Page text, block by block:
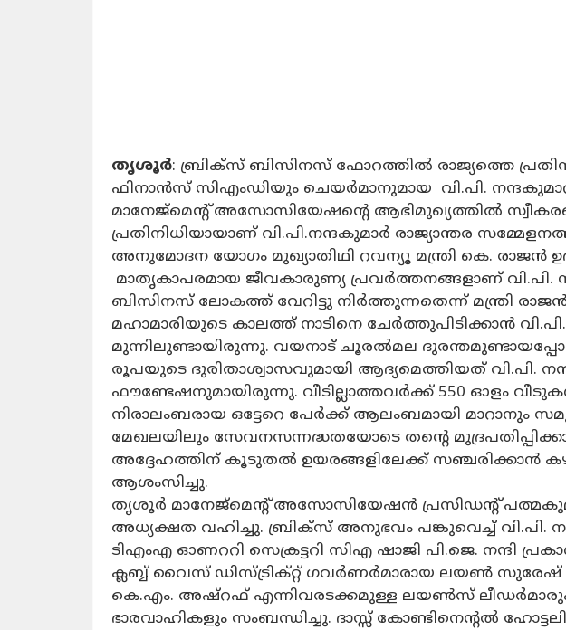
തൃശൂര്‍: ബ്രിക്‌സ് ബിസിനസ് ഫോറത്തില്‍ രാജ്യത്തെ
ഫിനാന്‍സ് സിഎംഡിയും ചെയര്‍മാനുമായ വി.പി.
മാനേജ്‌മെന്റ് അസോസിയേഷന്റെ ആഭിമുഖ്യത്തില്‍
പ്രതിനിധിയായാണ് വി.പി.നന്ദകുമാര്‍ രാജ്യാന്തര
അനുമോദന യോഗം മുഖ്യാതിഥി റവന്യൂ മന്ത്രി കെ. രാജന്‍
മാതൃകാപരമായ ജീവകാരുണ്യ പ്രവര്‍ത്തനങ്ങളാണ് വി.പി.
ബിസിനസ് ലോകത്ത് വേറിട്ടു നിര്‍ത്തുന്നതെന്ന് മന്ത്രി
മഹാമാരിയുടെ കാലത്ത് നാടിനെ ചേര്‍ത്തുപിടിക്കാന്‍
മുന്നിലുണ്ടായിരുന്നു. വയനാട് ചൂരല്‍മല
രൂപയുടെ ദുരിതാശ്വാസവുമായി ആദ്യമെത്തിയത് വി.പി.
ഫൗണ്ടേഷനുമായിരുന്നു. വീടില്ലാത്തവര്‍ക്ക് 550 ഓളം
നിരാലംബരായ ഒട്ടേറെ പേര്‍ക്ക് ആലംബമായി മാറാനും
മേഖലയിലും സേവനസന്നദ്ധതയോടെ തന്റെ
അദ്ദേഹത്തിന് കൂടുതല്‍ ഉയരങ്ങളിലേക്ക് സഞ്ചരിക്കാന്‍
ആശംസിച്ചു.
തൃശൂര്‍ മാനേജ്‌മെന്റ് അസോസിയേഷന്‍ പ്രസിഡന്റ്
അധ്യക്ഷത വഹിച്ചു. ബ്രിക്‌സ് അനുഭവം പങ്കുവെച്ച് വി.പി.
ടിഎംഎ ഓണററി സെക്രട്ടറി സിഎ ഷാജി പി.ജെ. നന്ദി
ക്ലബ്ബ് വൈസ് ഡിസ്ട്രിക്റ്റ് ഗവര്‍ണര്‍മാരായ ലയണ്‍ സുരേഷ്
കെ.എം. അഷ്‌റഫ് എന്നിവരടക്കമുള്ള ലയണ്‍സ്
ഭാരവാഹികളും സംബന്ധിച്ചു. ദാസ്സ് കോണ്ടിനെന്റല്‍